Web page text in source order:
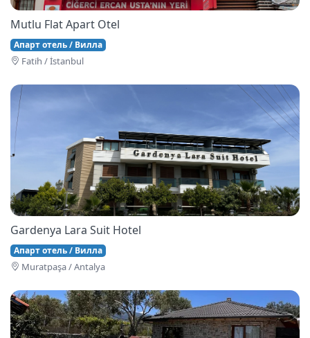
Mutlu Flat Apart Otel
Апарт отель / Вилла
Fati̇h / İstanbul
Gardenya Lara Suit Hotel
Апарт отель / Вилла
Muratpaşa / Antalya